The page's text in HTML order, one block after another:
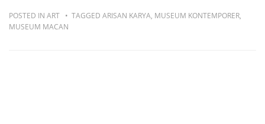
POSTED IN ART TAGGED ARISAN KARYA, MUSEUM KONTEMPORER,
MUSEUM MACAN